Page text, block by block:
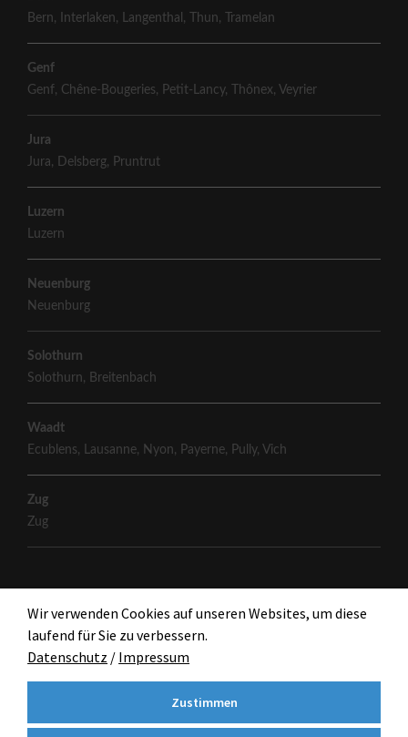
Bern, Interlaken, Langenthal , Thun, Tramelan
Genf
Genf, Chêne-Bougeries, Petit-Lancy, Thônex, Veyrier
Jura
Jura, Delsberg, Pruntrut
Luzern
Luzern
Neuenburg
Neuenburg
Solothurn
Solothurn, Breitenbach
Waadt
Ecublens, Lausanne, Nyon, Payerne, Pully, Vich
Zug
Zug
Wir verwenden Cookies auf unseren Websites, um diese
laufend für Sie zu verbessern.
Datenschutz / Impressum
Zustimmen